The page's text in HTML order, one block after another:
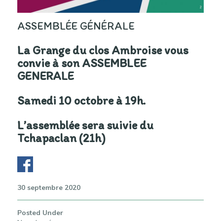
ASSEMBLÉE GÉNÉRALE
La Grange du clos Ambroise vous
convie à son ASSEMBLEE
GENERALE
Samedi 10 octobre à 19h.
L’assemblée sera suivie du
Tchapaclan(21h)
30 septembre 2020
Posted Under